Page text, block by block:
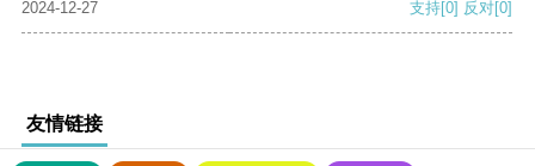
2024-12-27
支持[0] 反对[0]
友情链接